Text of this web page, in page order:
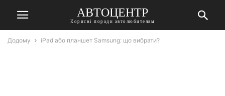
АВТОЦЕНТР
Корисні поради автолюбителям
Додому iPad або планшет Samsung: що вибрати?